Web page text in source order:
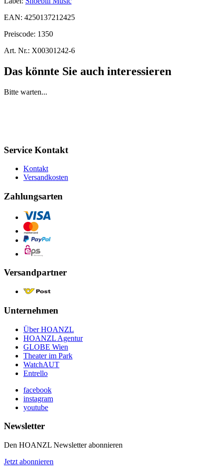
EAN: 4250137212425
Preiscode: 1350
Art. Nr.: X00301242-6
Das könnte Sie auch interessieren
Bitte warten...
Service Kontakt
Kontakt
Versandkosten
Zahlungsarten
Versandpartner
Unternehmen
Über HOANZL
HOANZL Agentur
GLOBE Wien
Theater im Park
WatchAUT
Entrello
facebook
instagram
youtube
Newsletter
Den HOANZL Newsletter abonnieren
Jetzt abonnieren